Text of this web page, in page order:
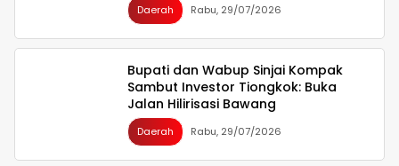
Indonesia Emas 2045
Daerah Rabu, 29/07/2026
Bupati dan Wabup Sinjai Kompak
Sambut Investor Tiongkok: Buka
Jalan Hilirisasi Bawang
Daerah Rabu, 29/07/2026